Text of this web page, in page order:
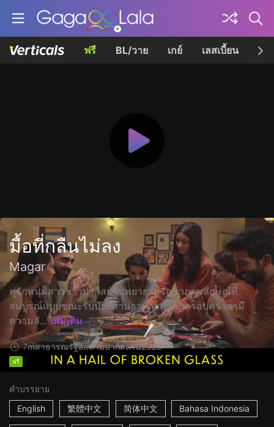
ฟรี BL/วาย เกย์ เลสเบี้ยน เค
มื้อที่กลืนไม่ลง
Magar
คู่รักหนุ่มสาวชาวปากีสถานพยายามรักษาภาพลักษณ์ที่
สมบูรณ์แบบขณะรับประทานอาหารค่ำกับครอบครัวสามี
ความลั... เพิ่มเติม
7mสาธารณรัฐอิสลามปากีสถาน2020
ฟรี
คำบรรยาย
English
繁體中文 简体中文 Bahasa Indonesia